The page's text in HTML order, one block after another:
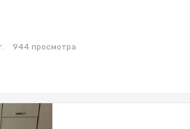
944 просмотра